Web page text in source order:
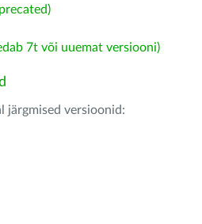
7t või uuemat versiooni)
järgmised versioonid: